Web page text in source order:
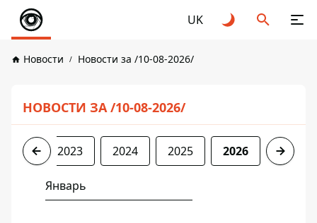
UK
Новости Новости за /10-08-2026/
НОВОСТИ ЗА /10-08-2026/
2022 2023 2024 2025 2026
Январь